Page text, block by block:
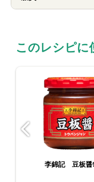
このレシピに
李錦記 豆板醤
李錦記 オイスター